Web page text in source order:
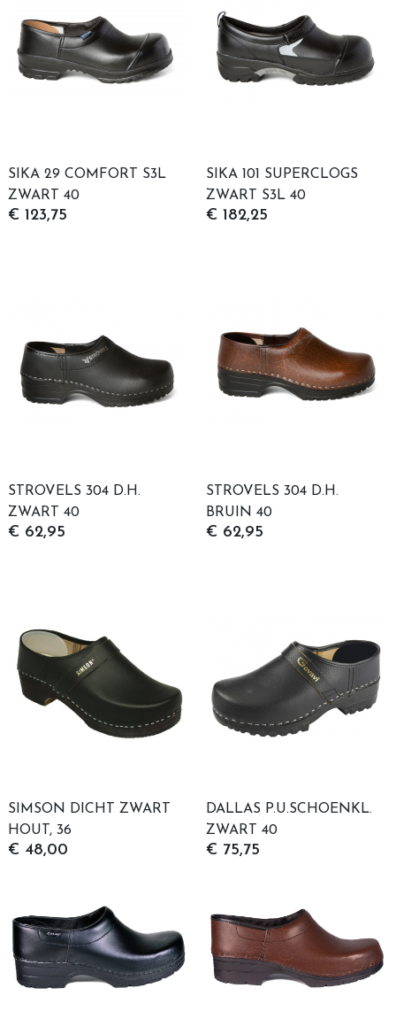
SIKA 29 COMFORT S3L
ZWART 40
€ 123,75
SIKA 101 SUPERCLOGS
ZWART S3L 40
€ 182,25
STROVELS 304 D.H.
ZWART 40
€ 62,95
STROVELS 304 D.H.
BRUIN 40
€ 62,95
SIMSON DICHT ZWART
HOUT, 36
€ 48,00
DALLAS P.U.SCHOENKL.
ZWART 40
€ 75,75